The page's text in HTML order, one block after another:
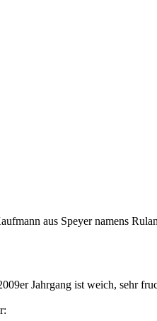
aus Speyer namens
Jahrgang ist weich, sehr